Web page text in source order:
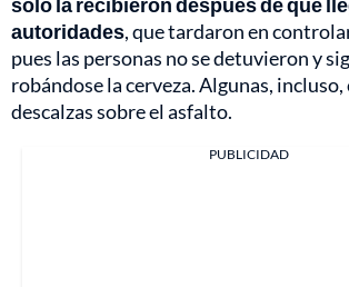
autoridades, que tardaron en
pues las personas no se detuvieron y
robándose la cerveza. Algunas,
descalzas sobre el asfalto.
PUBLICIDAD